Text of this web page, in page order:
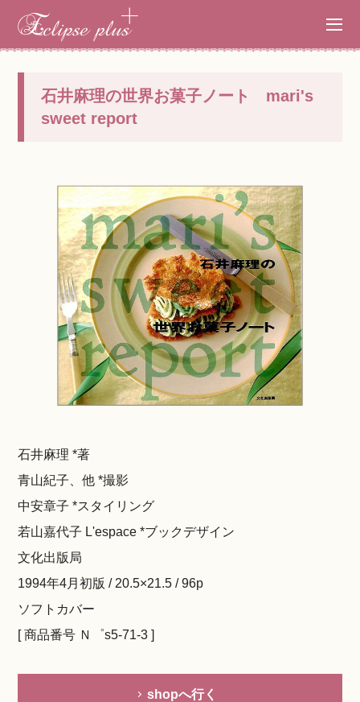
石井麻理の世界お菓子ノート mari's
sweet report
石井麻理 *著
青山紀子、他 *撮影
中安章子 *スタイリング
若山嘉代子 L'espace *ブックデザイン
文化出版局
1994年4月初版 / 20.5×21.5 / 96p
ソフトカバー
[ 商品番号 Ｎ゜s5-71-3 ]
shopへ行く